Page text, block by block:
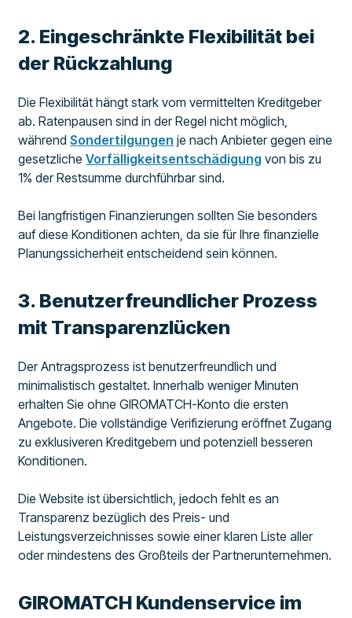
2. Eingeschränkte Flexibilität bei
der Rückzahlung
Die Flexibilität hängt stark vom vermittelten Kreditgeber
ab. Ratenpausen sind in der Regel nicht möglich,
währendSondertilgungen je nach Anbieter gegen eine
gesetzlicheVorfälligkeitsentschädigung von bis zu
1% der Restsumme durchführbar sind.
Bei langfristigen Finanzierungen sollten Sie besonders
auf diese Konditionen achten, da sie für Ihre finanzielle
Planungssicherheit entscheidend sein können.
3. Benutzerfreundlicher Prozess
mit Transparenzlücken
Der Antragsprozess ist benutzerfreundlich und
minimalistisch gestaltet. Innerhalb weniger Minuten
erhalten Sie ohne GIROMATCH-Konto die ersten
Angebote. Die vollständige Verifizierung eröffnet Zugang
zu exklusiveren Kreditgebern und potenziell besseren
Konditionen.
Die Website ist übersichtlich, jedoch fehlt es an
Transparenz bezüglich des Preis- und
Leistungsverzeichnisses sowie einer klaren Liste aller
oder mindestens des Großteils der Partnerunternehmen.
GIROMATCH Kundenservice im